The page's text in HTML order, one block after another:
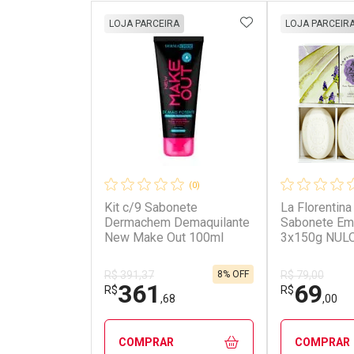
Ativar Desconto
Por R$ 23,99/cada
Por R$ 23,99/cada
Ativar
Por R$
Por R$
(0)
Kit c/9 Sabonete
Dermachem Demaquilante
New Make Out 100ml
LOJA PARCEIRA
R$ 391,37
R$361 ,68
8% OFF
ADICIONAR AOS
COMPRAR
La
Sabonete
3x150g
LOJA
R$ 79,00
R$69,00
COMPRAR